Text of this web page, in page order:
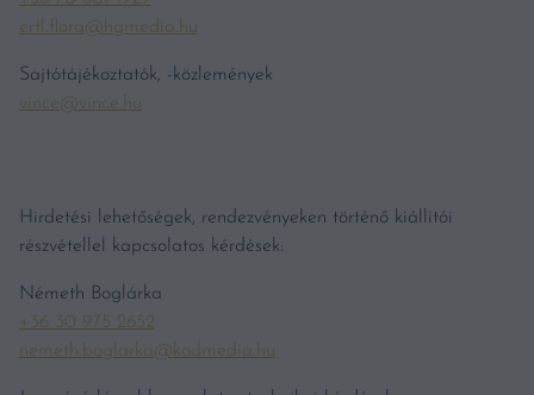
ertl.flora@hgmedia.hu
Sajtótájékoztatók, -közlemények
vince@vince.hu
Hirdetési lehetőségek, rendezvényeken történő kiállítói
részvétellel kapcsolatos kérdések:
Németh Boglárka
+36 30 975 2652
nemeth.boglarka@kodmedia.hu